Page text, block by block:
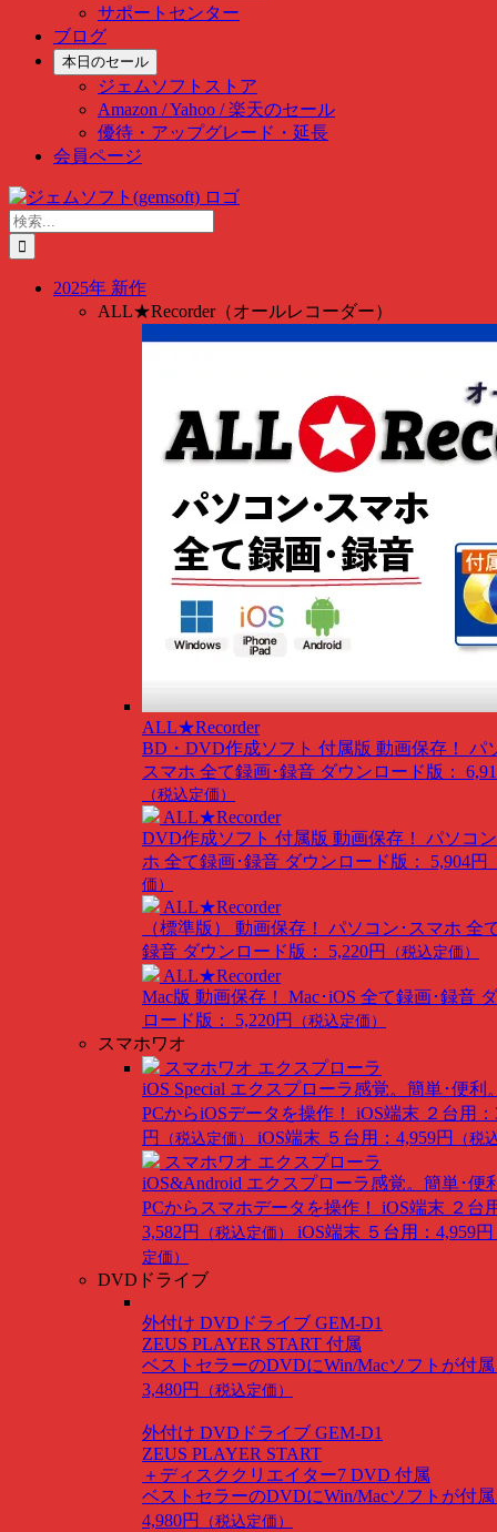
サポートセンター
ブログ
本日のセール
ジェムソフトストア
Amazon / Yahoo / 楽天のセール
優待・アップグレード・延長
会員ページ
Skip
to
content
検
索
…
2025年 新作
ALL★Recorder（オールレコーダー）
ALL★Recorder
BD・DVD作成ソフト 付属版 動画保存！ パ
スマホ 全て録画･録音 ダウンロード版：
（税込定価）
ALL★Recorder
DVD作成ソフト 付属版 動画保存！ パソコ
ホ 全て録画･録音 ダウンロード版： 5,904円
価）
ALL★Recorder
（標準版） 動画保存！ パソコン･スマホ 全
録音 ダウンロード版： 5,220円 （税込定価）
ALL★Recorder
Mac版 動画保存！ Mac･iOS 全て録画･録音
ロード版： 5,220円
（税込定価）
スマホワオ
スマホワオ エクスプローラ
iOS Special エクスプローラ感覚。簡単･便利
PCからiOSデータを操作！ iOS端末 ２台用：
円
（税込定価） iOS端末 ５台用：4,959円 （税
スマホワオ エクスプローラ
iOS&Android エクスプローラ感覚。簡単･便
PCからスマホデータを操作！ iOS端末 ２台
3,582円
（税込定価） iOS端末 ５台用：4,959円
定価）
DVDドライブ
外付け DVDドライブ GEM-D1
ZEUS PLAYER START 付属
ベストセラーのDVDにWin/Macソフトが付
3,480円
（税込定価）
外付け DVDドライブ GEM-D1
ZEUS PLAYER START
＋ディスククリエイター7 DVD 付属
ベストセラーのDVDにWin/Macソフトが付
4,980円
（税込定価）